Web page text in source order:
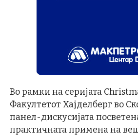
Во рамки на серијата
Факултетот Хајделберг во
панел-дискусијата
практичната примена на